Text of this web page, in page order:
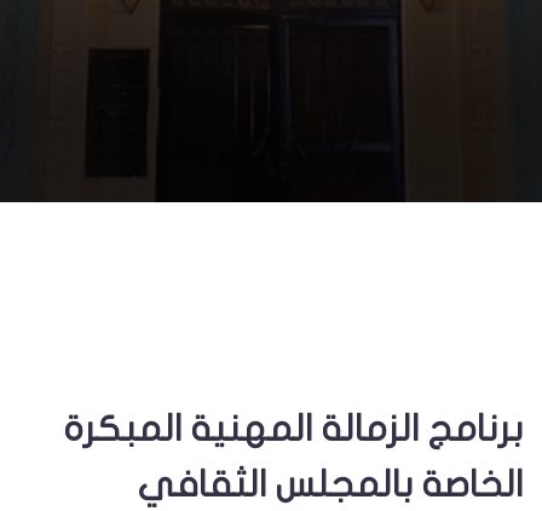
برنامج الزمالة المهنية المبكرة
الخاصة بالمجلس الثقافي